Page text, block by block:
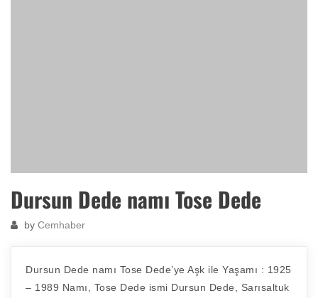
Dursun Dede namı Tose Dede
by Cemhaber
Dursun Dede namı Tose Dede’ye Aşk ile Yaşamı : 1925
– 1989 Namı, Tose Dede ismi Dursun Dede, Sarısaltuk